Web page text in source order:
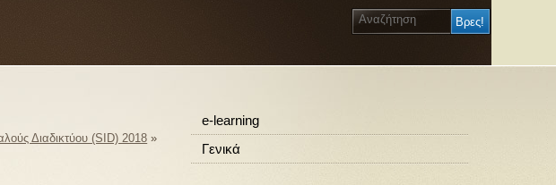
Διαδικτύου (SID) 2018 »
e-learning
Γενικά